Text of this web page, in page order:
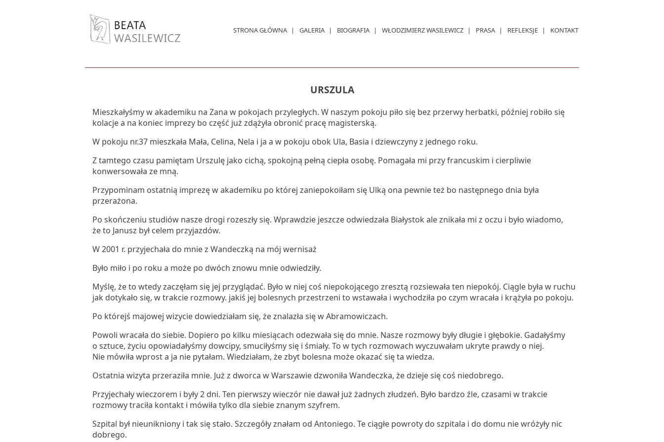
STRONA GŁÓWNA GALERIA BIOGRAFIA WŁODZIMIERZ WASILEWICZ PRASA REFLEKSJE KONTAKT
URSZULA
Mieszkałyśmy w akademiku na Zana w pokojach przyległych. W naszym pokoju piło się bez przerwy herbatki, później robiło się
kolacje a na koniec imprezy bo część już zdążyła obronić pracę magisterską.
W pokoju nr.37 mieszkała Mała, Celina, Nela i ja a w pokoju obok Ula, Basia i dziewczyny z jednego roku.
Z tamtego czasu pamiętam Urszulę jako cichą, spokojną pełną ciepła osobę. Pomagała mi przy francuskim i cierpliwie
konwersowała ze mną.
Przypominam ostatnią imprezę w akademiku po której zaniepokoiłam się Ulką ona pewnie też bo następnego dnia była
przerażona.
Po skończeniu studiów nasze drogi rozeszły się. Wprawdzie jeszcze odwiedzała Białystok ale znikała mi z oczu i było wiadomo,
że to Janusz był celem przyjazdów.
W 2001 r. przyjechała do mnie z Wandeczką na mój wernisaż
Było miło i po roku a może po dwóch znowu mnie odwiedziły.
Myślę, że to wtedy zaczęłam się jej przyglądać. Było w niej coś niepokojącego zresztą rozsiewała ten niepokój. Ciągle była w ruchu
jak dotykało się, w trakcie rozmowy. jakiś jej bolesnych przestrzeni to wstawała i wychodziła po czym wracała i krążyła po pokoju.
Po którejś majowej wizycie dowiedziałam się, że znalazła się w Abramowiczach.
Powoli wracała do siebie. Dopiero po kilku miesiącach odezwała się do mnie. Nasze rozmowy były długie i głębokie. Gadałyśmy
o sztuce, życiu opowiadałyśmy dowcipy, smuciłyśmy się i śmiały. To w tych rozmowach wyczuwałam ukryte prawdy o niej.
Nie mówiła wprost a ja nie pytałam. Wiedziałam, że zbyt bolesna może okazać się ta wiedza.
Ostatnia wizyta przeraziła mnie. Już z dworca w Warszawie dzwoniła Wandeczka, że dzieje się coś niedobrego.
Przyjechały wieczorem i były 2 dni. Ten pierwszy wieczór nie dawał już żadnych złudzeń. Było bardzo źle, czasami w trakcie
rozmowy traciła kontakt i mówiła tylko dla siebie znanym szyfrem.
Szpital był nieunikniony i tak się stało. Szczegóły znałam od Antoniego. Te ciągłe powroty do szpitala i do domu nie wróżyły nic
dobrego.